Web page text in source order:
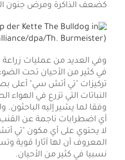
كضعف الذاكرة ومرض جنون
وفي العديد من عمليات زراعة
في كثير من الأحيان تحت
تركيزات "تي أتش سي" أعلى
النباتات التي تزرع في الهواء
وفقا لما يشير إليه الباحثون.
أي اضطرابات ناجمة عن القنب
لا يحتوي على أي مكون "تي
المعروف أن لها آثارا قوية
نسبيا في كثير من الأحيان.